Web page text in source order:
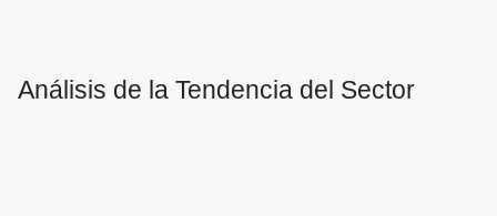
Análisis de la Tendencia del Sector